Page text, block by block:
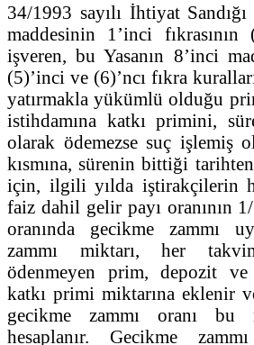
34/1993 sayılı İhtiyat Sandığı
maddesinin 1’inci
işveren, bu Yasanın 8’inci
(5)’inci ve (6)’ncı fıkra
yatırmakla yükümlü olduğu
istihdamına katkı primini,
olarak ödemezse suç işlemiş
kısmına, sürenin bittiği
için, ilgili yılda iştirakçilerin
faiz dahil gelir payı oranının
oranında gecikme zammı
zammı miktarı, her
ödenmeyen prim, depozit ve
katkı primi miktarına eklenir
gecikme zammı oranı bu
hesaplanır. Gecikme